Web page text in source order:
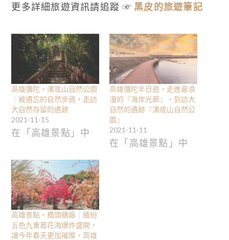
更多詳細旅遊資訊請追蹤 ☞ 黑皮的旅遊筆記
高雄彌陀。漯底山自然公園
｜被遺忘的自然步道，走訪
大自然存留的遺跡
2021-11-15
在「高雄景點」中
高雄彌陀半日遊。走進最浪
漫的『海岸光廊』，到訪大
自然的遺跡『漯底山自然公
園』
2021-11-11
在「高雄景點」中
高雄景點。橋頭糖廠｜繽紛
五色九重葛花海爆炸盛開，
讓今年春天更加璀璨，高雄